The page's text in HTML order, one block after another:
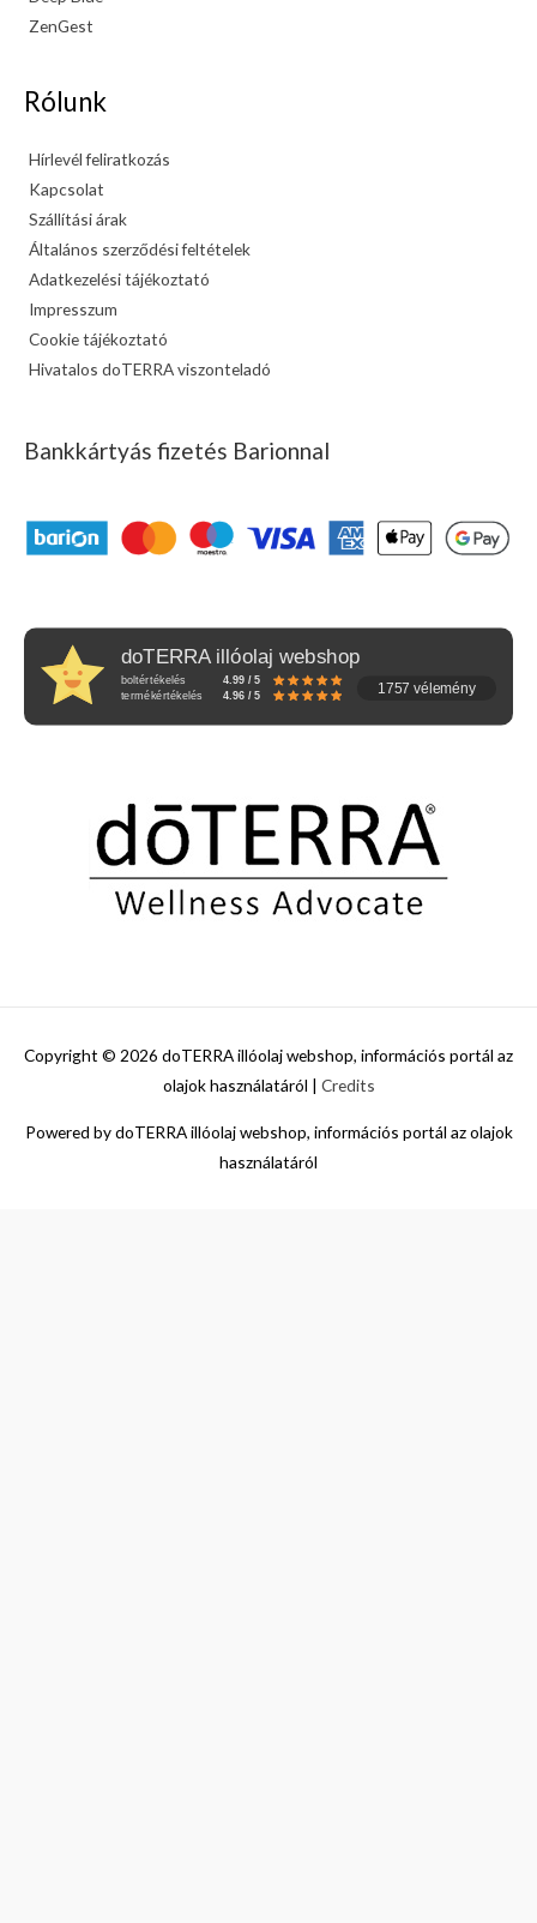
ZenGest
Rólunk
Hírlevél feliratkozás
Kapcsolat
Szállítási árak
Általános szerződési feltételek
Adatkezelési tájékoztató
Impresszum
Cookie tájékoztató
Hivatalos doTERRA viszonteladó
Bankkártyás fizetés Barionnal
doTERRA illóolaj webshop
boltértékelés
4.99 / 5
termékértékelés
4.96 / 5 1757 vélemény
Copyright © 2026 doTERRA illóolaj webshop, információs portál az
olajok használatáról | Credits
Powered bydoTERRA illóolaj webshop, információs portál az olajok
használatáról